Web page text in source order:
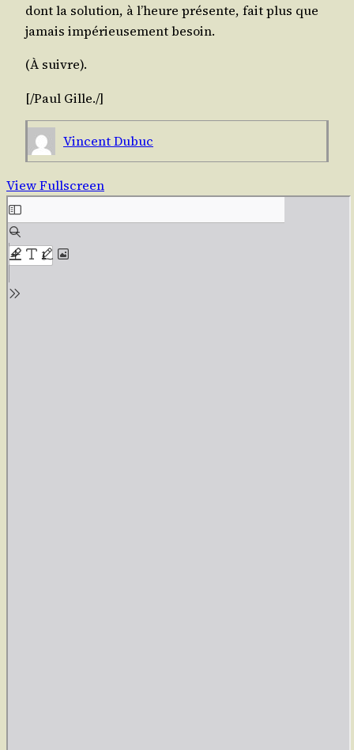
dont la solu­tion, à l’heure pré­sente, fait plus que
jamais impé­rieu­se­ment besoin.
(À suivre).
[/​Paul Gille./​]
Vincent Dubuc
View Fullscreen